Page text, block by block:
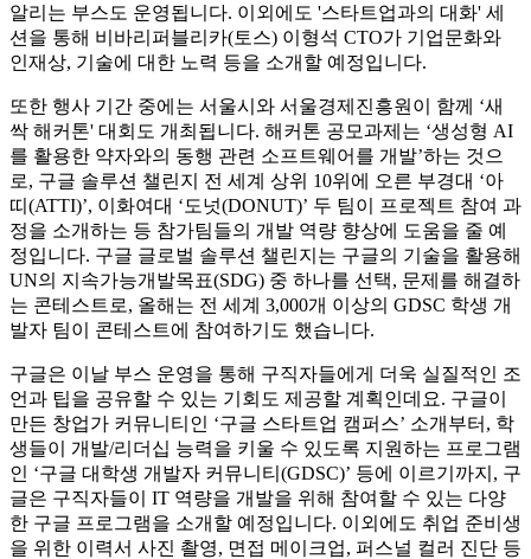
알리는 부스도 운영됩니다. 이외에도 '스타트업과의 대화' 세
션을 통해 비바리퍼블리카(토스) 이형석 CTO가 기업문화와
인재상, 기술에 대한 노력 등을 소개할 예정입니다.
또한 행사 기간 중에는 서울시와 서울경제진흥원이 함께 ‘새
싹 해커톤' 대회도 개최됩니다. 해커톤 공모과제는 ‘생성형 AI
를 활용한 약자와의 동행 관련 소프트웨어를 개발’하는 것으
로, 구글 솔루션 챌린지 전 세계 상위 10위에 오른 부경대 ‘아
띠(ATTI)’, 이화여대 ‘도넛(DONUT)’ 두 팀이 프로젝트 참여 과
정을 소개하는 등 참가팀들의 개발 역량 향상에 도움을 줄 예
정입니다. 구글 글로벌 솔루션 챌린지는 구글의 기술을 활용해
UN의 지속가능개발목표(SDG) 중 하나를 선택, 문제를 해결하
는 콘테스트로, 올해는 전 세계 3,000개 이상의 GDSC 학생 개
발자 팀이 콘테스트에 참여하기도 했습니다.
구글은 이날 부스 운영을 통해 구직자들에게 더욱 실질적인 조
언과 팁을 공유할 수 있는 기회도 제공할 계획인데요. 구글이
만든 창업가 커뮤니티인 ‘구글 스타트업 캠퍼스’ 소개부터, 학
생들이 개발/리더십 능력을 키울 수 있도록 지원하는 프로그램
인 ‘구글 대학생 개발자 커뮤니티(GDSC)’ 등에 이르기까지, 구
글은 구직자들이 IT 역량을 개발을 위해 참여할 수 있는 다양
한 구글 프로그램을 소개할 예정입니다. 이외에도 취업 준비생
을 위한 이력서 사진 촬영, 면접 메이크업, 퍼스널 컬러 진단 등